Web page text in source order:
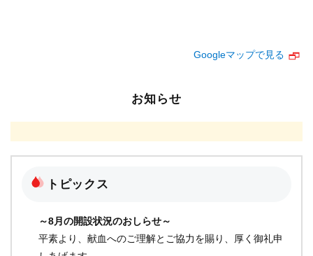
Googleマップで見る
お知らせ
トピックス
～8月 の開設状況のおしらせ～
平素より、献血へのご理解とご協力を賜り、厚く御礼申